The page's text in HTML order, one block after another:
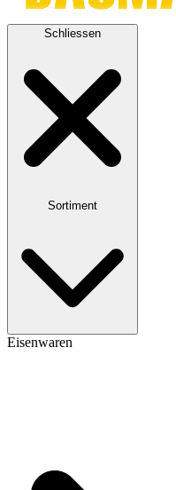
Schliessen
Sortiment
Eisenwaren